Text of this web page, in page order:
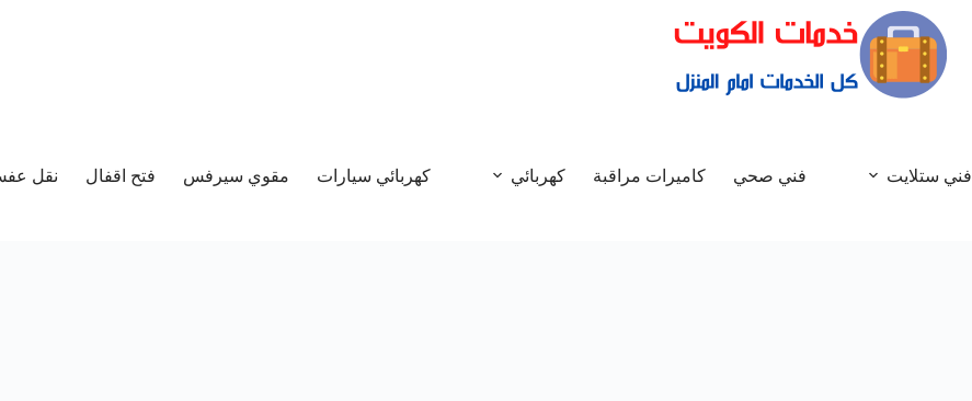
فني ستلايت فني صحي كاميرات مراقبة كهربائي كهربائي سيارات مقوي سيرفس فتح اقفال نقل